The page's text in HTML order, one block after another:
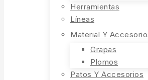
Herramientas
Líneas
Material Y
Grapas
Plomos
Patos Y Accesorios